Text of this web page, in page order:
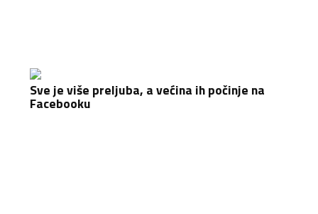
Sve je više preljuba, a većina ih počinje na
Facebooku